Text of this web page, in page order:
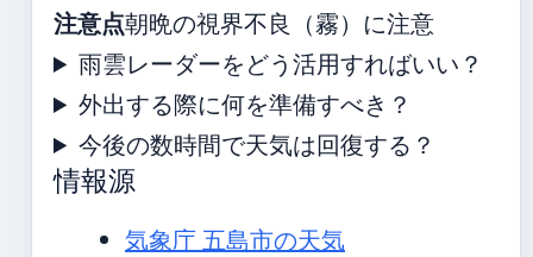
注意点朝晩の視界不良（霧）に注意
雨雲レーダーをどう活用すればいい？
外出する際に何を準備すべき？
今後の数時間で天気は回復する？
情報源
気象庁 五島市の天気